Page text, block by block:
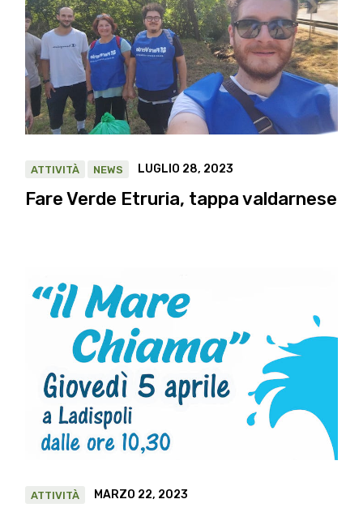
ATTIVITÀ NEWS LUGLIO 28, 2023
Fare Verde Etruria, tappa valdarnese
ATTIVITÀ MARZO 22, 2023